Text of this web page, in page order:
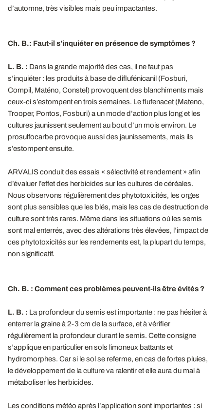
d’automne, très visibles mais peu impactantes.
Ch. B.: Faut-il s’inquiéter en présence de symptômes ?
L. B. : Dans la grande majorité des cas, il ne faut pas
s’inquiéter : les produits à base de diflufénicanil (Fosburi,
Compil, Maténo, Constel) provoquent des blanchiments mais
ceux-ci s’estompent en trois semaines. Le flufenacet (Mateno,
Trooper, Pontos, Fosburi) a un mode d’action plus long et les
cultures jaunissent seulement au bout d’un mois environ. Le
prosulfocarbe provoque aussi des jaunissements, mais ils
s’estompent ensuite.
ARVALIS conduit des essais « sélectivité et rendement » afin
d’évaluer l’effet des herbicides sur les cultures de céréales.
Nous observons régulièrement des phytotoxicités, les orges
sont plus sensibles que les blés, mais les cas de destruction de
culture sont très rares. Même dans les situations où les semis
sont mal enterrés, avec des altérations très élevées, l’impact de
ces phytotoxicités sur les rendements est, la plupart du temps,
non significatif.
Ch. B. : Comment ces problèmes peuvent-ils être évités ?
L. B. : La profondeur du semis est importante : ne pas hésiter à
enterrer la graine à 2-3 cm de la surface, et à vérifier
régulièrement la profondeur durant le semis. Cette consigne
s’applique en particulier en sols limoneux battants et
hydromorphes. Car si le sol se referme, en cas de fortes pluies,
le développement de la culture va ralentir et elle aura du mal à
métaboliser les herbicides.
Les conditions météo après l’application sont importantes : si